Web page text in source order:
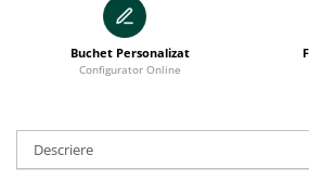
Buchet Personalizat
Configurator Online
Descriere